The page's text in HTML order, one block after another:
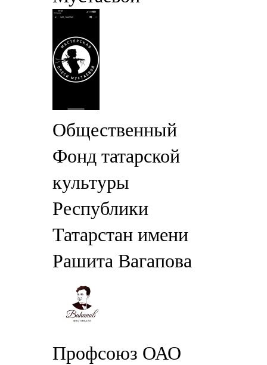
Общественный
Фонд татарской
культуры
Республики
Татарстан имени
Рашита Вагапова
Профсоюз ОАО